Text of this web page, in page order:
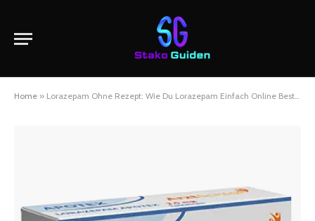
Home » Lorazepam Ohne Rezept: Wie Du Lorazepam Einfach Online Bestellen Kannst